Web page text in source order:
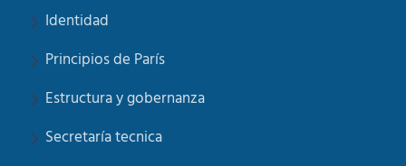
Identidad
Principios de París
Estructura y gobernanza
Secretaría tecnica